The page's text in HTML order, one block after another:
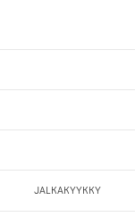
JALKAKYYKKY